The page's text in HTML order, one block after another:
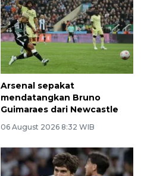
Arsenal sepakat
mendatangkan Bruno
Guimaraes dari Newcastle
06 August 2026 8:32 WIB